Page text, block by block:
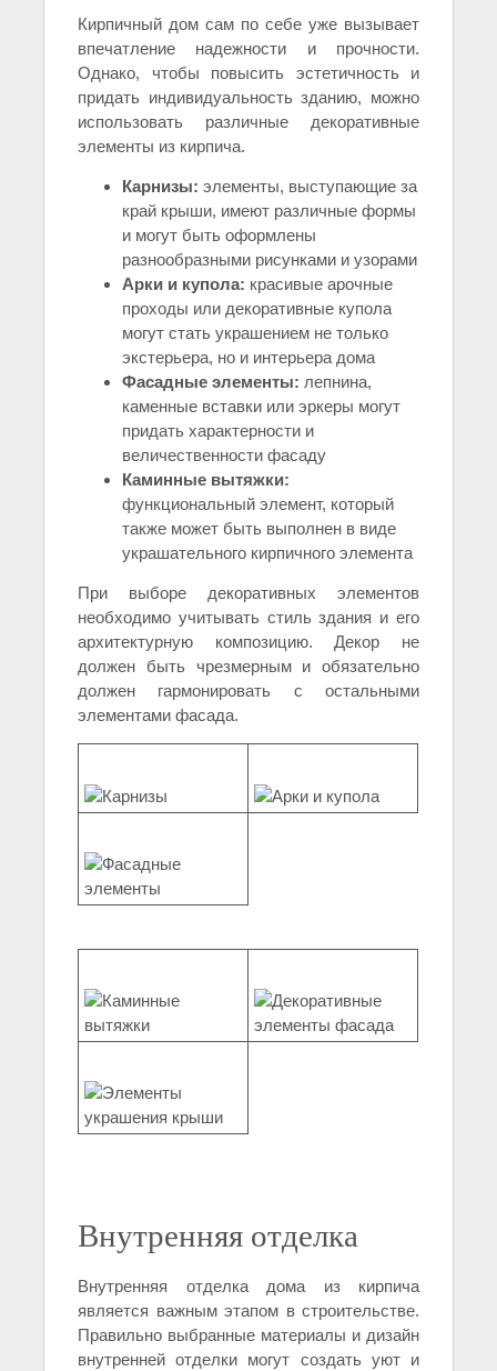
Кирпичный дом сам по себе уже вызывает
впечатление надежности и прочности.
Однако, чтобы повысить эстетичность и
придать индивидуальность зданию, можно
использовать различные декоративные
элементы из кирпича.
Карнизы: элементы, выступающие за
край крыши, имеют различные формы
и могут быть оформлены
разнообразными рисунками и узорами
Арки и купола: красивые арочные
проходы или декоративные купола
могут стать украшением не только
экстерьера, но и интерьера дома
Фасадные элементы: лепнина,
каменные вставки или эркеры могут
придать характерности и
величественности фасаду
Каминные вытяжки:
функциональный элемент, который
также может быть выполнен в виде
украшательного кирпичного элемента
При выборе декоративных элементов
необходимо учитывать стиль здания и его
архитектурную композицию. Декор не
должен быть чрезмерным и обязательно
должен гармонировать с остальными
элементами фасада.
Внутренняя отделка
Внутренняя отделка дома из кирпича
является важным этапом в строительстве.
Правильно выбранные материалы и дизайн
внутренней отделки могут создать уют и